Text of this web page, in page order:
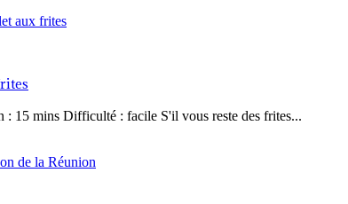
: 15 mins Difficulté : facile S'il vous reste des frites...